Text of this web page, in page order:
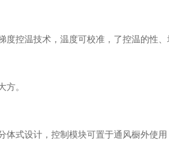
控温技术，温度可校准，了控温的性、
。
设计，控制模块可置于通风橱外使用